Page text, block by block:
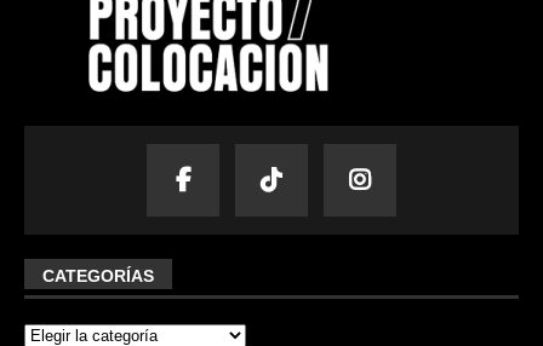
CATEGORÍAS